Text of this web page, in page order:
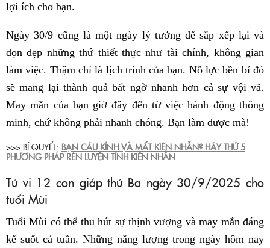
lợi ích cho bạn.
Ngày 30/9 cũng là một ngày lý tưởng để sắp xếp lại và
dọn dẹp những thứ thiết thực như tài chính, không gian
làm việc. Thậm chí là lịch trình của bạn. Nỗ lực bền bỉ đó
sẽ mang lại thành quả bất ngờ nhanh hơn cả sự vội vã.
May mắn của bạn giờ đây đến từ việc hành động thông
minh, chứ không phải nhanh chóng. Bạn làm được mà!
>>> BÍ QUYẾT: BẠN CÁU KỈNH VÀ MẤT KIÊN NHẪN? HÃY THỬ 5
PHƯƠNG PHÁP RÈN LUYỆN TÍNH KIÊN NHẪN
Tử vi 12 con giáp thứ Ba ngày 30/9/2025 cho
tuổi Mùi
Tuổi Mùi có thể thu hút sự thịnh vượng và may mắn đáng
kể suốt cả tuần. Những năng lượng trong ngày hôm nay